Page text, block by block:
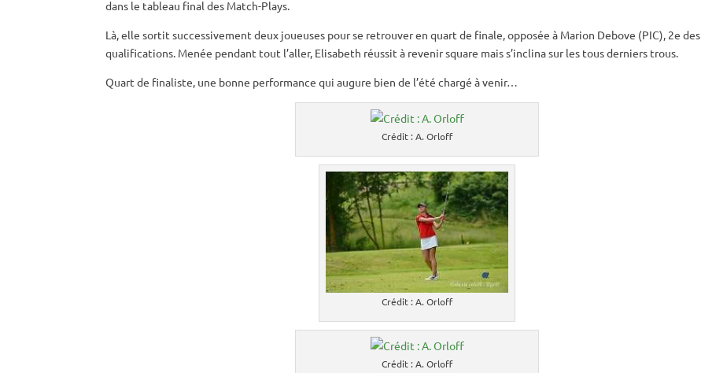
dans le tableau final des Match-Plays.
Là, elle sortit successivement deux joueuses pour se retrouver en quart de finale, opposée à Marion Debove (PIC), 2e des
qualifications. Menée pendant tout l’aller, Elisabeth réussit à revenir square mais s’inclina sur les tous derniers trous.
Quart de finaliste, une bonne performance qui augure bien de l’été chargé à venir…
Crédit : A. Orloff
Crédit : A. Orloff
Crédit : A. Orloff